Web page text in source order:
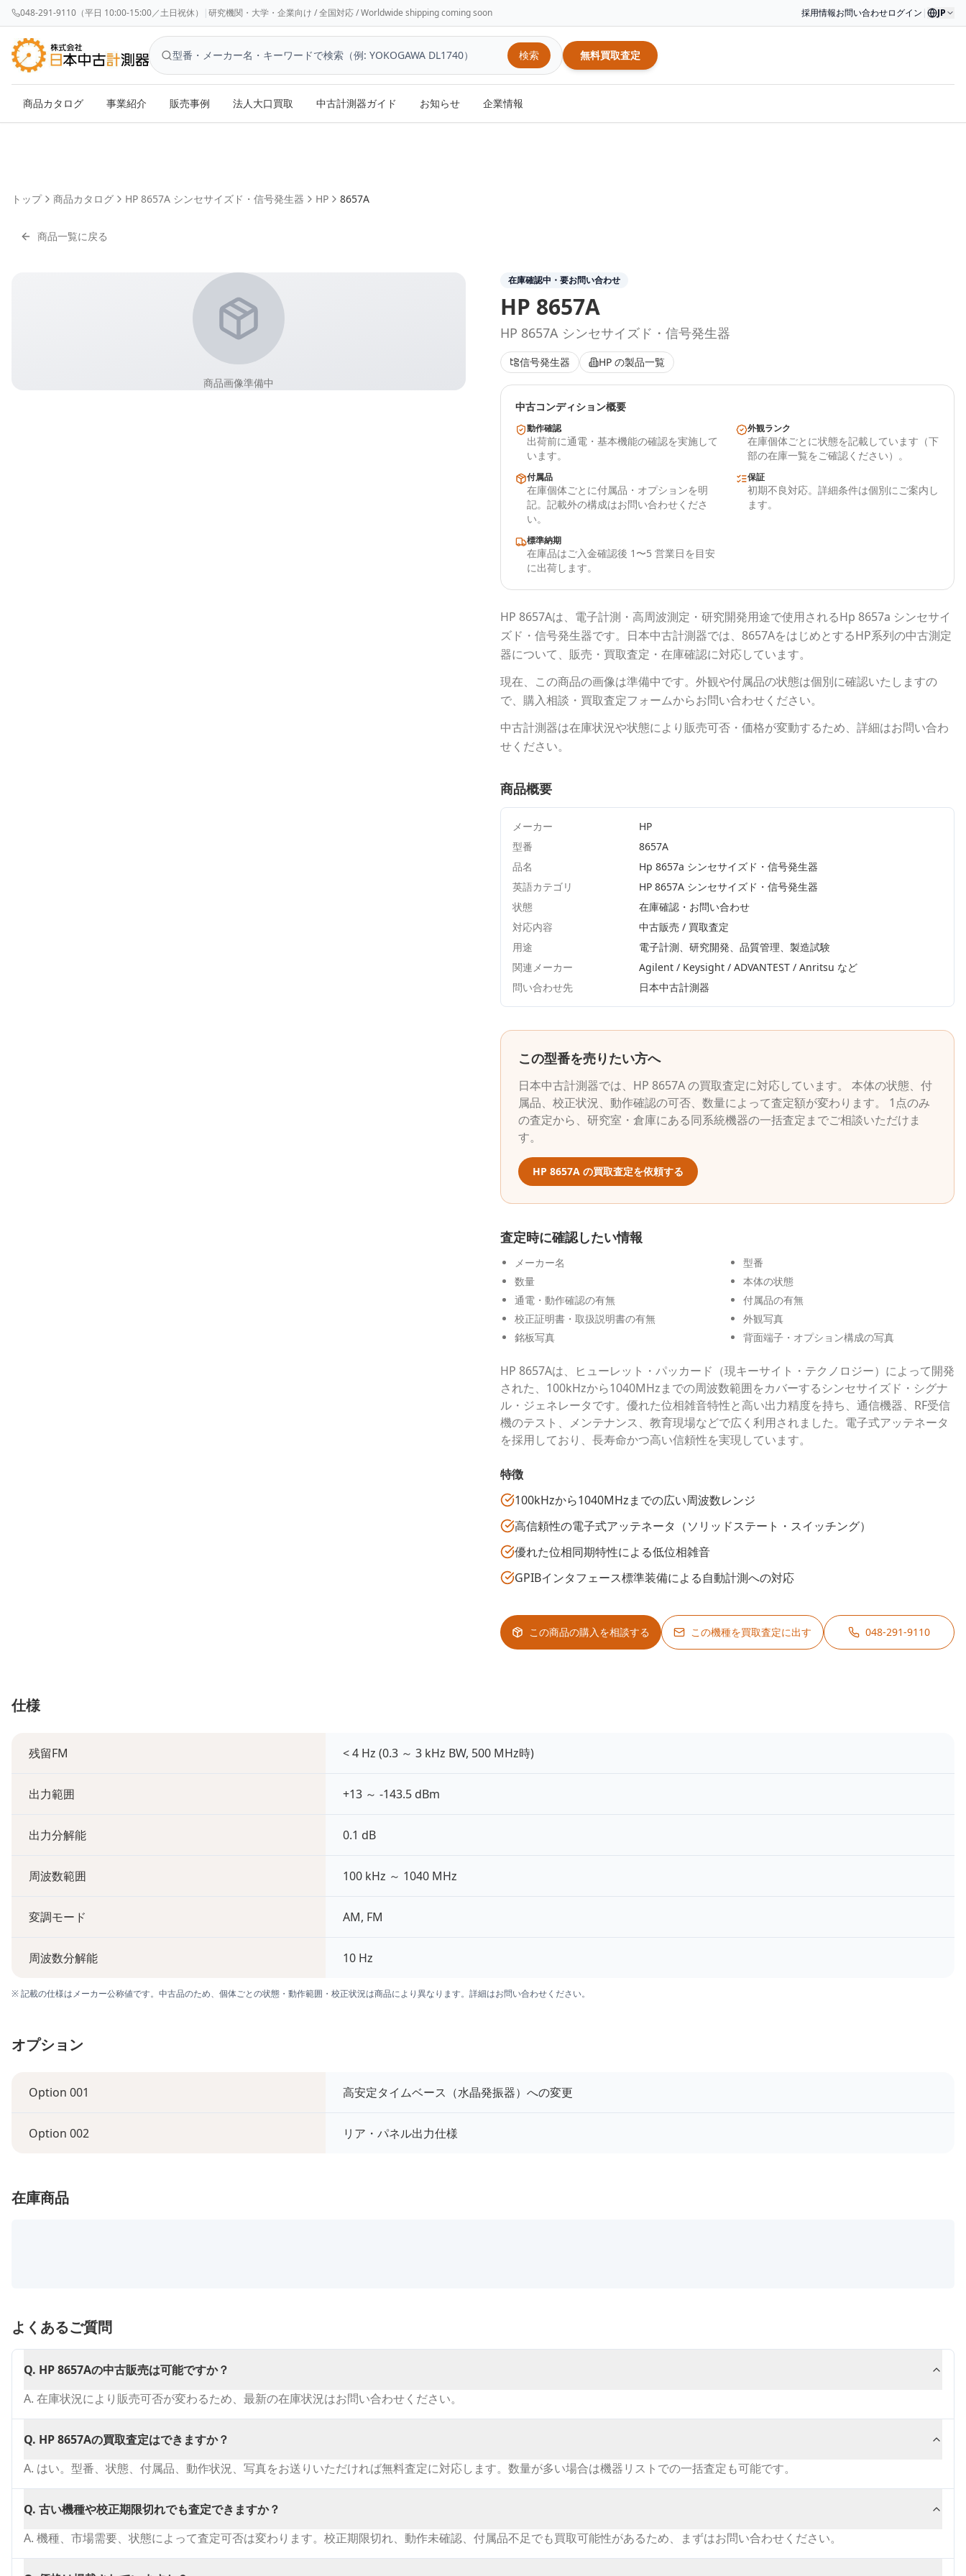
048-291-9110（平日 10:00-15:00／土日祝休） |研究機関・大学・企業向け / 全国対応 / Worldwide shipping coming soon 採用情報お問い合わせログイン | JP
検索 無料買取査定
商品カタログ 事業紹介 販売事例 法人大口買取 中古計測器ガイド お知らせ 企業情報
トップ 商品カタログ HP 8657A シンセサイズド・信号発生器 HP 8657A
商品一覧に戻る
商品画像準備中
在庫確認中・要お問い合わせ
HP 8657A
HP 8657A シンセサイズド・信号発生器
信号発生器 HP の製品一覧
中古コンディション概要
動作確認
出荷前に通電・基本機能の確認を実施して
います。
外観ランク
在庫個体ごとに状態を記載しています（下
部の在庫一覧をご確認ください）。
付属品
在庫個体ごとに付属品・オプションを明
記。記載外の構成はお問い合わせくださ
い。
保証
初期不良対応。詳細条件は個別にご案内し
ます。
標準納期
在庫品はご入金確認後 1〜5 営業日を目安
に出荷します。
HP 8657Aは、電子計測・高周波測定・研究開発用途で使用されるHp 8657a シンセサイ
ズド・信号発生器です。 日本中古計測器では、 8657AをはじめとするHP系列の中古測定
器について、販売・買取査定・在庫確認に対応しています。
現在、この商品の画像は準備中です。外観や付属品の状態は個別に確認いたしますの
で、購入相談・買取査定フォームからお問い合わせください。
中古計測器は在庫状況や状態により販売可否・価格が変動するため、詳細はお問い合わ
せください。
商品概要
メーカー
HP
型番
8657A
品名
Hp 8657a シンセサイズド・信号発生器
英語カテゴリ
HP 8657A シンセサイズド・信号発生器
状態
在庫確認・お問い合わせ
対応内容
中古販売 / 買取査定
用途
電子計測、研究開発、品質管理、製造試験
関連メーカー
Agilent / Keysight / ADVANTEST / Anritsu など
問い合わせ先
日本中古計測器
この型番を売りたい方へ
日本中古計測器では、 HP 8657Aの買取査定に対応しています。 本体の状態、付
属品、校正状況、動作確認の可否、数量によって査定額が変わります。 1点のみ
の査定から、研究室・倉庫にある同系統機器の一括査定までご相談いただけま
す。
HP 8657A の買取査定を依頼する
査定時に確認したい情報
メーカー名
型番
数量
本体の状態
通電・動作確認の有無
付属品の有無
校正証明書・取扱説明書の有無
外観写真
銘板写真
背面端子・オプション構成の写真
HP 8657Aは、ヒューレット・パッカード（現キーサイト・テクノロジー）によって開発
された、100kHzから1040MHzまでの周波数範囲をカバーするシンセサイズド・シグナ
ル・ジェネレータです。優れた位相雑音特性と高い出力精度を持ち、通信機器、RF受信
機のテスト、メンテナンス、教育現場などで広く利用されました。電子式アッテネータ
を採用しており、長寿命かつ高い信頼性を実現しています。
特徴
100kHzから1040MHzまでの広い周波数レンジ
高信頼性の電子式アッテネータ（ソリッドステート・スイッチング）
優れた位相同期特性による低位相雑音
GPIBインタフェース標準装備による自動計測への対応
この商品の購入を相談する この機種を買取査定に出す 048-291-9110
仕様
残留FM < 4 Hz (0.3 ～ 3 kHz BW, 500 MHz時)
出力範囲 +13 ～ -143.5 dBm
出力分解能 0.1 dB
周波数範囲 100 kHz ～ 1040 MHz
変調モード AM, FM
周波数分解能 10 Hz
※ 記載の仕様はメーカー公称値です。中古品のため、個体ごとの状態・動作範囲・校正状況は商品により異なります。詳細はお問い合わせください。
オプション
Option 001 高安定タイムベース（水晶発振器）への変更
Option 002 リア・パネル出力仕様
在庫商品
よくあるご質問
Q. HP 8657Aの中古販売は可能ですか？
A. 在庫状況により販売可否が変わるため、最新の在庫状況はお問い合わせください。
Q. HP 8657Aの買取査定はできますか？
A. はい。型番、状態、付属品、動作状況、写真をお送りいただければ無料査定に対応します。数量が多い場合は機器リストでの一括査定も可能です。
Q. 古い機種や校正期限切れでも査定できますか？
A. 機種、市場需要、状態によって査定可否は変わります。校正期限切れ、動作未確認、付属品不足でも買取可能性があるため、まずはお問い合わせください。